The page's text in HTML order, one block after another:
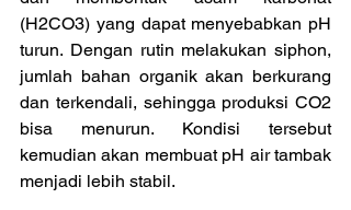
(H2CO3) yang dapat menyebabkan pH
turun. Dengan rutin melakukan siphon,
jumlah bahan organik akan berkurang
dan terkendali, sehingga produksi CO2
bisa menurun. Kondisi tersebut
kemudian akan membuat pH air tambak
menjadi lebih stabil.